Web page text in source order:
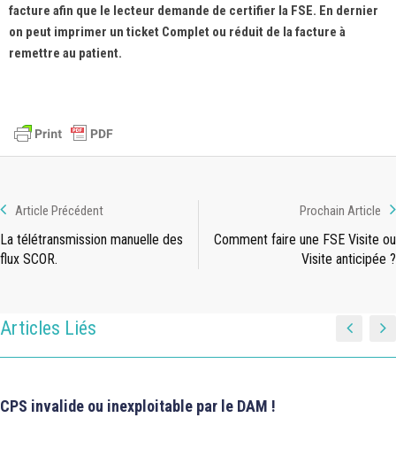
facture afin que le lecteur demande de certifier la FSE. En dernier
on peut imprimer un ticket Complet ou réduit de la facture à
remettre au patient.
Article Précédent
La télétransmission manuelle des
flux SCOR.
Prochain Article
Comment faire une FSE Visite ou
Visite anticipée ?
Articles Liés
CPS absente !